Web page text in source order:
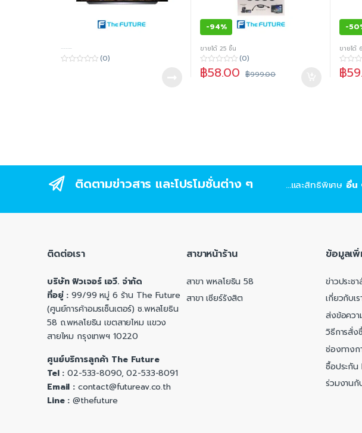
-----
(0)
-94%
ขายได้ 25 ชิ้น
0
o
(0)
฿58.00 ฿999.00
-
ขายได้
0
o฿
ติดตามข่าวสาร และโปรโมชั่นต่าง ๆ ...และสิทธิพิเศษ อื่น
ติดต่อเรา
บริษัท ฟิวเจอร์ เอวี. จำกัด
ที่อยู่ :99/99 หมู่ 6 ร้าน The Future
(ศูนย์การค้าอมรเซ็นเตอร์) ซ.พหลโยธิน
58 ถ.พหลโยธิน เขตสายไหม แขวง
สายไหม กรุงเทพฯ 10220
ศูนย์บริการลูกค้า The Future
Tel :02-533-8090, 02-533-8091
Email : contact@futureav.co.th
Line :@thefuture
สาขาหน้าร้าน
สาขา พหลโยธิน 58
สาขา เซียร์รังสิต
ข้อมูลเ
ข่าวประช
เกี่ยวกับเร
ส่งข้อควา
วิธีการสั่ง
ช่องทางก
ซื้อประกั
ร่วมงานกั